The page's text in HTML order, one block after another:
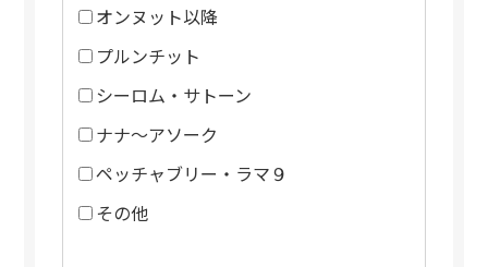
オンヌット以降
プルンチット
シーロム・サトーン
ナナ～アソーク
ペッチャブリー・ラマ９
その他